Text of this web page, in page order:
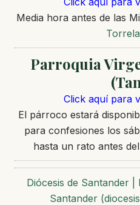
Media hora antes de las
Parroquia
Click aquí para
El párroco estará
para confesiones los
hasta un rato antes
Diócesis de Santander |
Santander